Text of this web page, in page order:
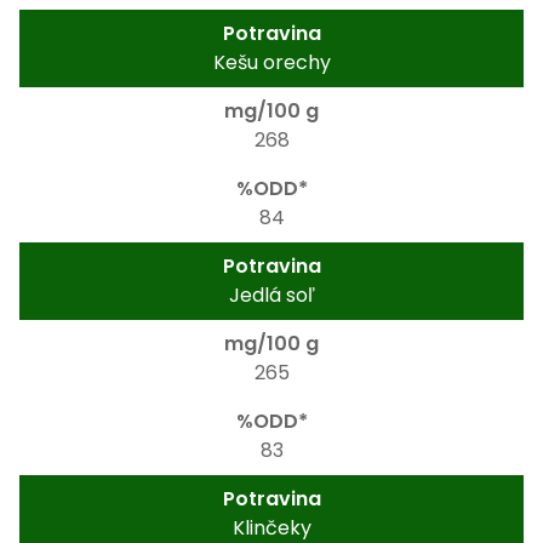
Kešu orechy
268
84
Jedlá soľ
265
83
Klinčeky